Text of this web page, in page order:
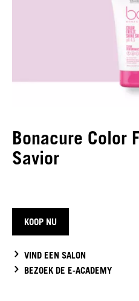
Bonacure Color
Savior
KOOP NU
VIND EEN SALON
BEZOEK DE E-ACADEMY